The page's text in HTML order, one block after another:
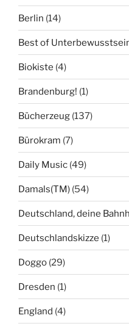
Berlin (14)
Best of
Biokiste (4)
Brandenburg! (1)
Bücherzeug (137)
Bürokram (7)
Daily Music (49)
Damals(TM) (54)
Deutschland, deine
Deutschlandskizze (1)
Doggo (29)
Dresden (1)
England (4)